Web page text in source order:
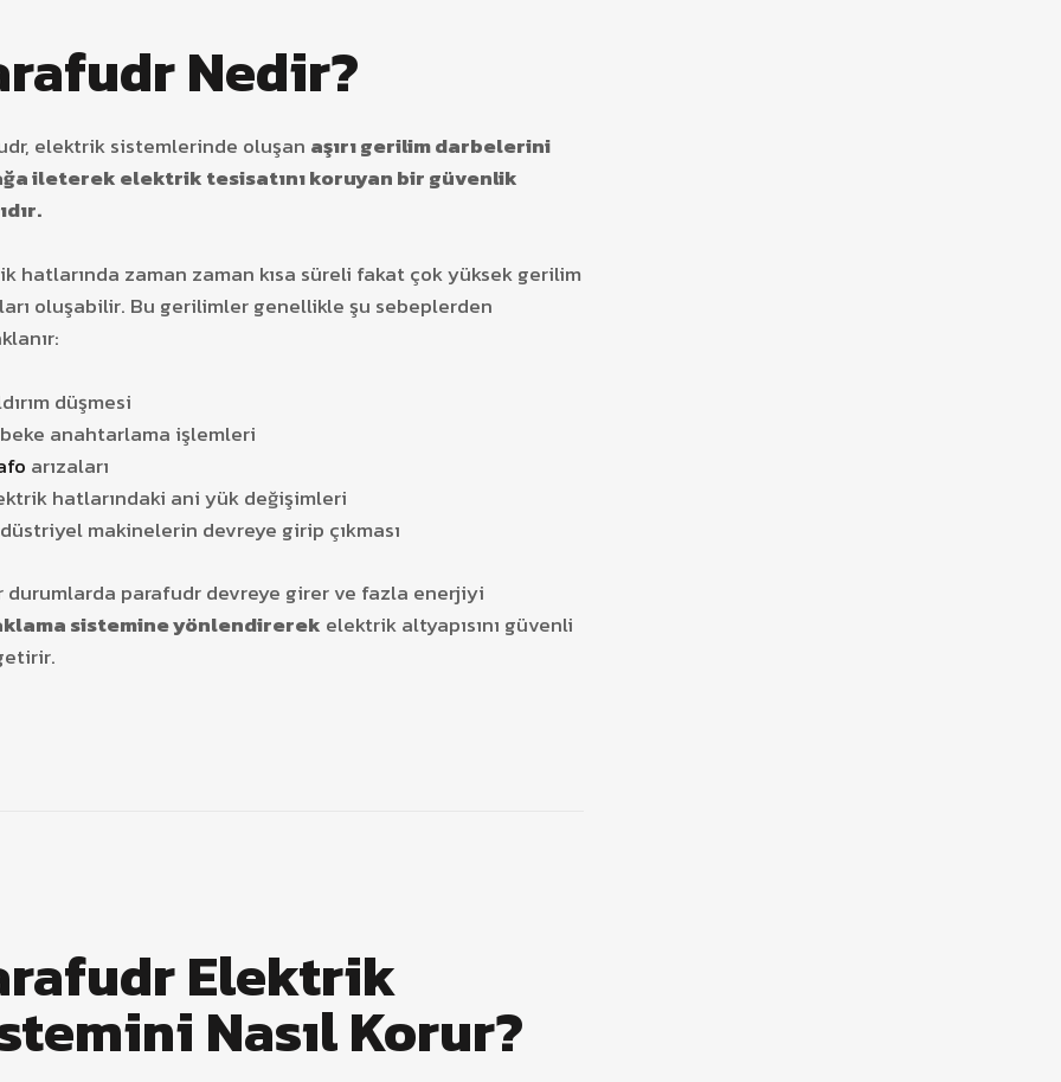
Nedir?
elektrik sistemlerinde oluşan aşırı gerilim darbelerini
ileterek elektrik tesisatını koruyan bir güvenlik
hatlarında zaman zaman kısa süreli fakat çok yüksek gerilim
oluşabilir. Bu gerilimler genellikle şu sebeplerden
düşmesi
anahtarlama işlemleri
arızaları
hatlarındaki ani yük değişimleri
makinelerin devreye girip çıkması
durumlarda parafudr devreye girer ve fazla enerjiyi
sistemine yönlendirerek elektrik altyapısını güvenli
Elektrik
Nasıl Korur?